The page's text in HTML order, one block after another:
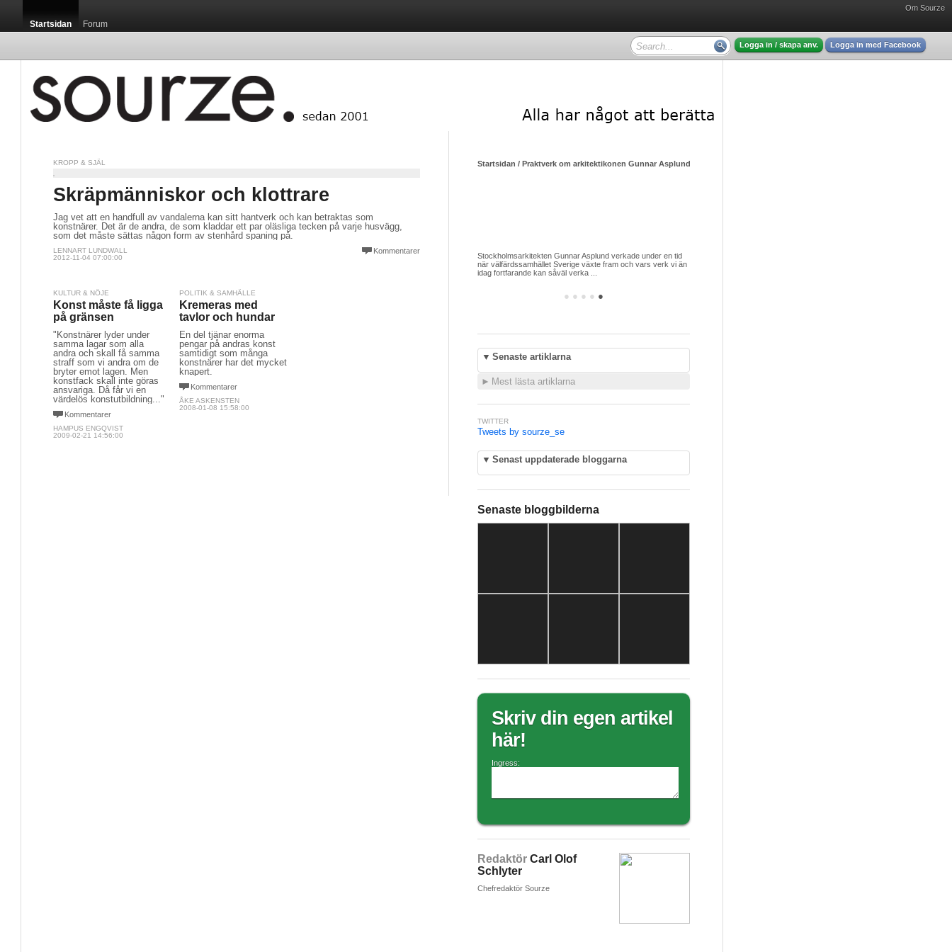
Om Sourze
Startsidan Forum
Logga in / skapa anv. Logga in med Facebook
KROPP & SJÄL
Skräpmänniskor och klottrare
Jag vet att en handfull av vandalerna kan sitt hantverk och kan betraktas som
konstnärer. Det är de andra, de som kladdar ett par oläsliga tecken på varje husvägg,
som det måste sättas någon form av stenhård spaning på.
Kommentarer
LENNART LUNDWALL
2012-11-04 07:00:00
KULTUR & NÖJE
Konst måste få ligga
på gränsen
"Konstnärer lyder under
samma lagar som alla
andra och skall få samma
straff som vi andra om de
bryter emot lagen. Men
konstfack skall inte göras
ansvariga. Då får vi en
värdelös konstutbildning..."
Kommentarer
HAMPUS ENGQVIST
2009-02-21 14:56:00
POLITIK & SAMHÄLLE
Kremeras med
tavlor och hundar
En del tjänar enorma
pengar på andras konst
samtidigt som många
konstnärer har det mycket
knapert.
Kommentarer
ÅKE ASKENSTEN
2008-01-08 15:58:00
● ● ● ● ●
Startsidan / Praktverk om arkitektikonen Gunnar Asplund - mycket intressant läsning
Stockholmsarkitekten Gunnar Asplund verkade under en tid
när välfärdssamhället Sverige växte fram och vars verk vi än
idag fortfarande kan såväl verka ...
▼ Senaste artiklarna
► Mest lästa artiklarna
TWITTER
Tweets by sourze_se
▼ Senast uppdaterade bloggarna
Senaste bloggbilderna
Skriv din egen artikel
här!
Ingress:
Redaktör Carl Olof
Schlyter
Chefredaktör Sourze